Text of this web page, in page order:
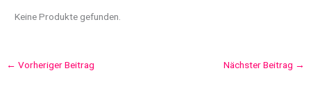
Keine Produkte gefunden.
← Vorheriger Beitrag Nächster Beitrag →